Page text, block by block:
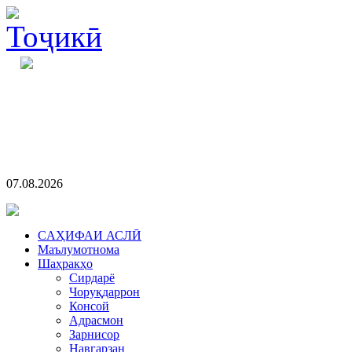
07.08.2026
CАҲИФАИ АСЛӢ
Маълумотнома
Шаҳракҳо
Сирдарё
Чоруқдаррон
Консой
Адрасмон
Зарнисор
Навгарзан